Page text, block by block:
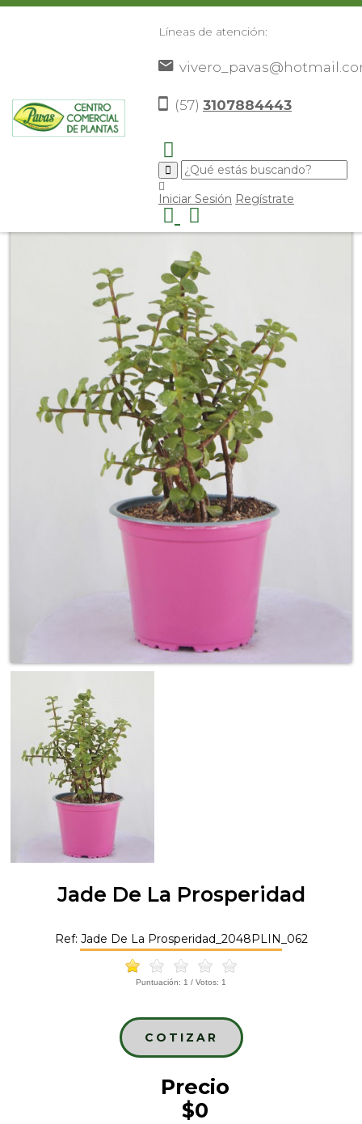
Líneas de atención:
(57) 3107884443
Iniciar Sesión Regístrate
Plantas> Plantas De Interior>Jade
Jade De La Prosperidad
Ref: Jade De La Prosperidad_2048PLIN_062
Puntuación: 1 / Votos: 1
COTIZAR
Precio
$0